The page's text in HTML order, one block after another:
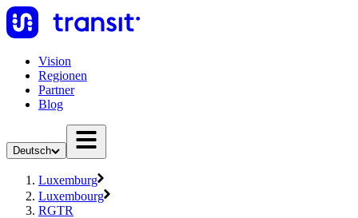
Vision
Regionen
Partner
Blog
Deutsch
Luxemburg
Luxembourg
RGTR